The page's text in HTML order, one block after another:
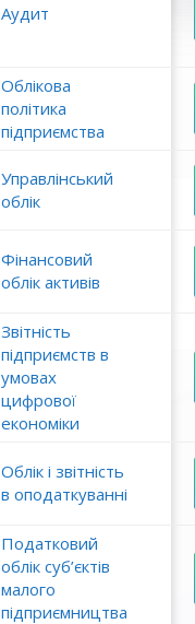
Аудит
Облікова
політика
підприємства
Управлінський
облік
Фінансовий
облік активів
Звітність
підприємств в
умовах
цифрової
економіки
Облік і звітність
в оподаткуванні
Податковий
облік суб’єктів
малого
підприємництва